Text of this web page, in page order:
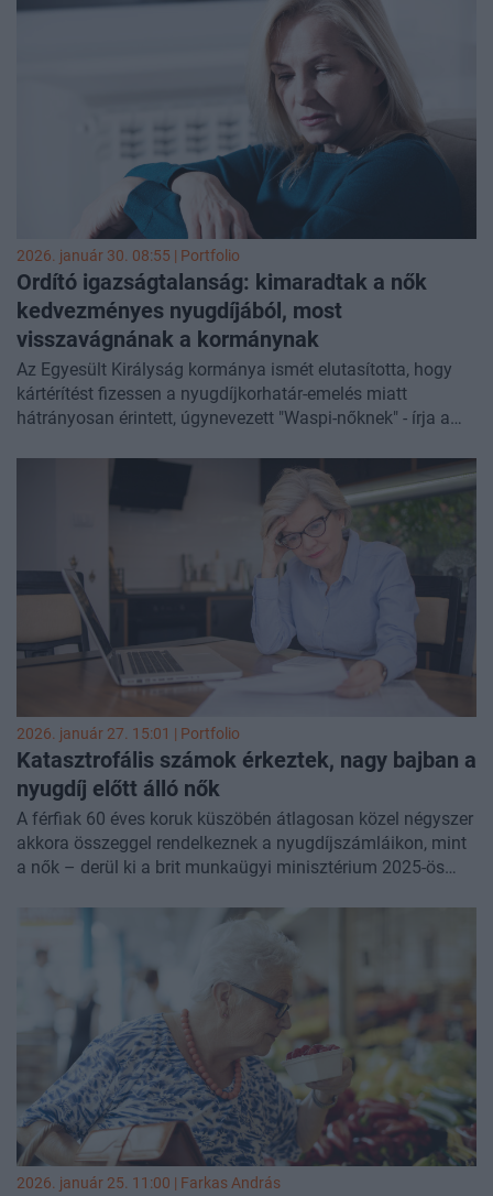
kereslet tartós gyengüléséhez vezetett. Friss
elemzésünkben rávilágítunk, hogyan vált a magyar
adóstruktúra degresszívvé. A legalsóbb jövedelmi rétegek
fizetik meg arányaiban a legmagasabb adót a
„fogyasztásalapú” kormányzati stratégiáért, mivel
pénzügyi megtakarítása és vállalkozói jövedelme
érdemben csak a legfelső jövedelmi csoportoknak van. Így
gyakorlatilag változatlan mondás: fizessenek inkább a
szegényebbek. Ez nem csupán elméleti vita: a tőke és a
munka adóztatása közötti felborult egyensúly immár a
hosszú távú gazdasági növekedést is gyengíti.
2026. január 30. 08:55 | Portfolio
Ordító igazságtalanság: kimaradtak a nők
kedvezményes nyugdíjából, most
visszavágnának a kormánynak
Az Egyesült Királyság kormánya ismét elutasította, hogy
kártérítést fizessen a nyugdíjkorhatár-emelés miatt
hátrányosan érintett, úgynevezett "Waspi-nőknek" - írja a
kompenzációt kapjanak a korhatáremeléssel kapcsolatos
elégtelen tájékoztatásból fakadó károkért.
2026. január 27. 15:01 | Portfolio
Katasztrofális számok érkeztek, nagy bajban a
nyugdíj előtt álló nők
A férfiak 60 éves koruk küszöbén átlagosan közel négyszer
akkora összeggel rendelkeznek a nyugdíjszámláikon, mint
a nők – derül ki a brit munkaügyi minisztérium 2025-ös
2026. január 25. 11:00 | Farkas András